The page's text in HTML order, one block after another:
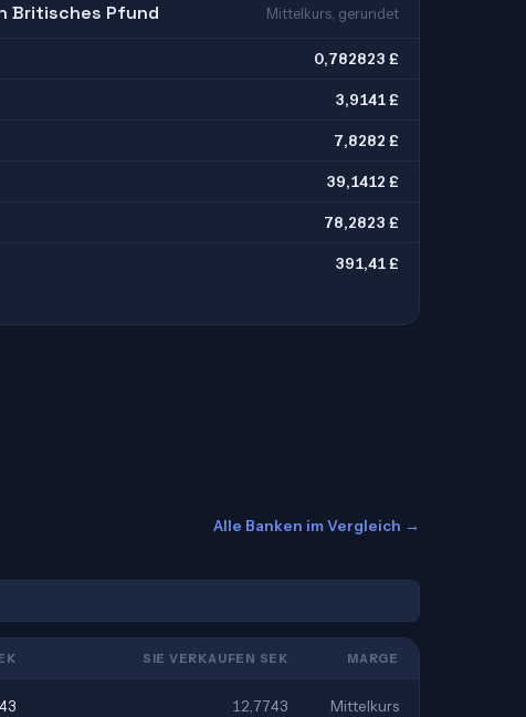
Britisches Pfund Mittelkurs, gerundet
0,782823 £
3,9141 £
7,8282 £
39,1412 £
78,2823 £
391,41 £
Alle Banken im Vergleich →
SIE VERKAUFEN SEK MARGE
12,7743 Mittelkurs